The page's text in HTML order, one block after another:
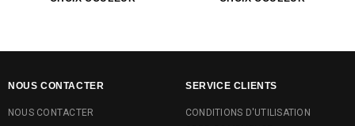
NOUS CONTACTER
NOUS CONTACTER
SERVICE CLIENTS
CONDITIONS D'UTILISATION